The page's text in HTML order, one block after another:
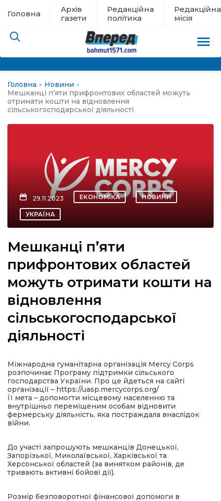
Головна
Архів
газети
Редакційна
політика
Редакційна
місія
новини
політика
Головна
Новини
Мешканці п’яти прифронтових областей можуть
отримати кошти на відновлення
сільськогосподарської діяльності
29.11.2023 ЕКОНОМІКА НОВИНИ
УКРАЇНА
Мешканці п’яти
прифронтових областей
можуть отримати кошти на
відновлення
сільськогосподарської
діяльності
Міжнародна гуманітарна організація Mercy Corps
розпочинає Програму підтримки сільського
господарства України. Про це йдеться на сайті
організації – https://uasp.mercycorps.org/
Її мета – допомогти місцевому населенню та
внутрішньо переміщеним особам відновити
фермерську діяльність, яка постраждала внаслідок
війни.
До участі запрошують мешканців Донецької,
Запорізької, Миколаївської, Харківської та
Херсонської областей (за винятком районів, де
тривають активні бойові дії).
Розмір безповоротної фінансової допомоги в